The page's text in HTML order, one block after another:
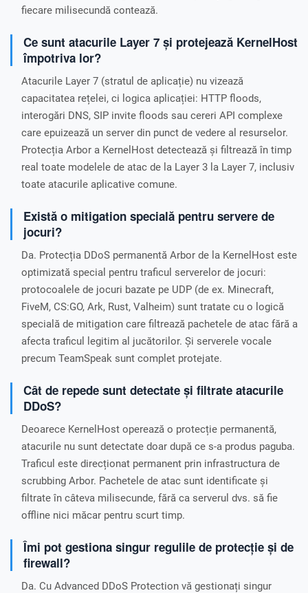
fiecare milisecundă contează.
Ce sunt atacurile Layer 7 și protejează KernelHost
împotriva lor?
Atacurile Layer 7 (stratul de aplicație) nu vizează
capacitatea rețelei, ci logica aplicației: HTTP floods,
interogări DNS, SIP invite floods sau cereri API complexe
care epuizează un server din punct de vedere al resurselor.
Protecția Arbor a KernelHost detectează și filtrează în timp
real toate modelele de atac de la Layer 3 la Layer 7, inclusiv
toate atacurile aplicative comune.
Există o mitigation specială pentru servere de
jocuri?
Da. Protecția DDoS permanentă Arbor de la KernelHost este
optimizată special pentru traficul serverelor de jocuri:
protocoalele de jocuri bazate pe UDP (de ex. Minecraft,
FiveM, CS:GO, Ark, Rust, Valheim) sunt tratate cu o logică
specială de mitigation care filtrează pachetele de atac fără a
afecta traficul legitim al jucătorilor. Și serverele vocale
precum TeamSpeak sunt complet protejate.
Cât de repede sunt detectate și filtrate atacurile
DDoS?
Deoarece KernelHost operează o protecție permanentă,
atacurile nu sunt detectate doar după ce s-a produs paguba.
Traficul este direcționat permanent prin infrastructura de
scrubbing Arbor. Pachetele de atac sunt identificate și
filtrate în câteva milisecunde, fără ca serverul dvs. să fie
offline nici măcar pentru scurt timp.
Îmi pot gestiona singur regulile de protecție și de
firewall?
Da. Cu Advanced DDoS Protection vă gestionați singur